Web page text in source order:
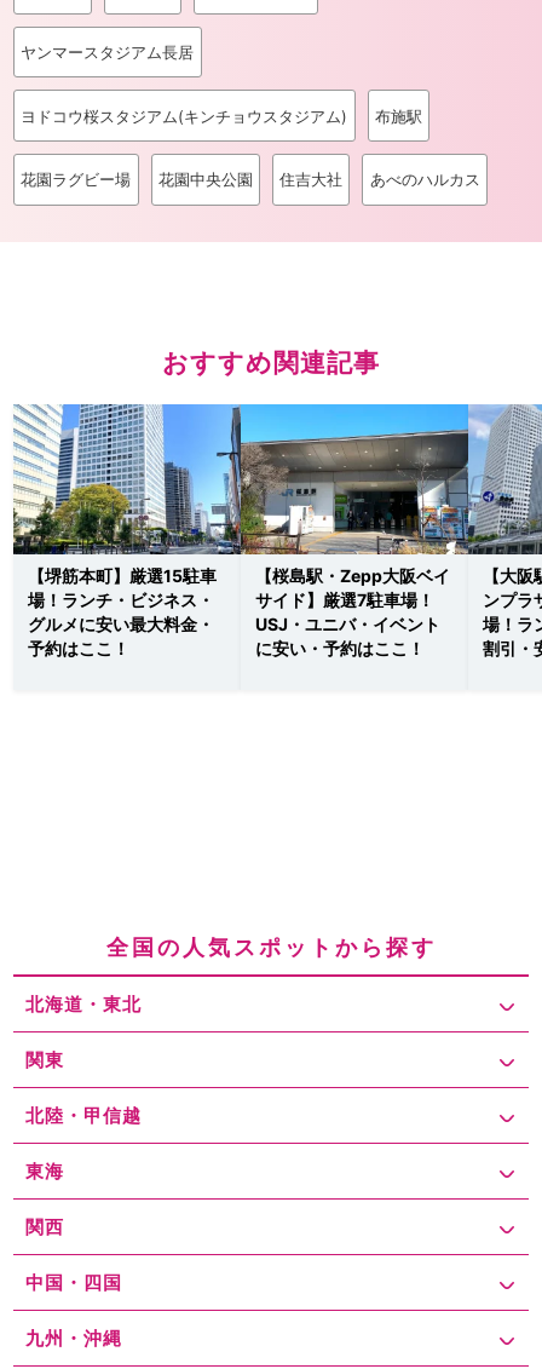
ヤンマースタジアム長居
ヨドコウ桜スタジアム(キンチョウスタジアム) 布施駅
花園ラグビー場 花園中央公園 住吉大社 あべのハルカス
おすすめ関連記事
【堺筋本町】厳選15駐車
場！ランチ・ビジネス・
グルメに安い最大料金・
予約はここ！
【桜島駅・Zepp大阪ベイ
サイド】厳選7駐車場！
USJ・ユニバ・イベント
に安い・予約はここ！
【大
ンプラ
場！ラ
割引・
全国の人気スポットから探す
北海道・東北
関東
北陸・甲信越
東海
関西
中国・四国
九州・沖縄